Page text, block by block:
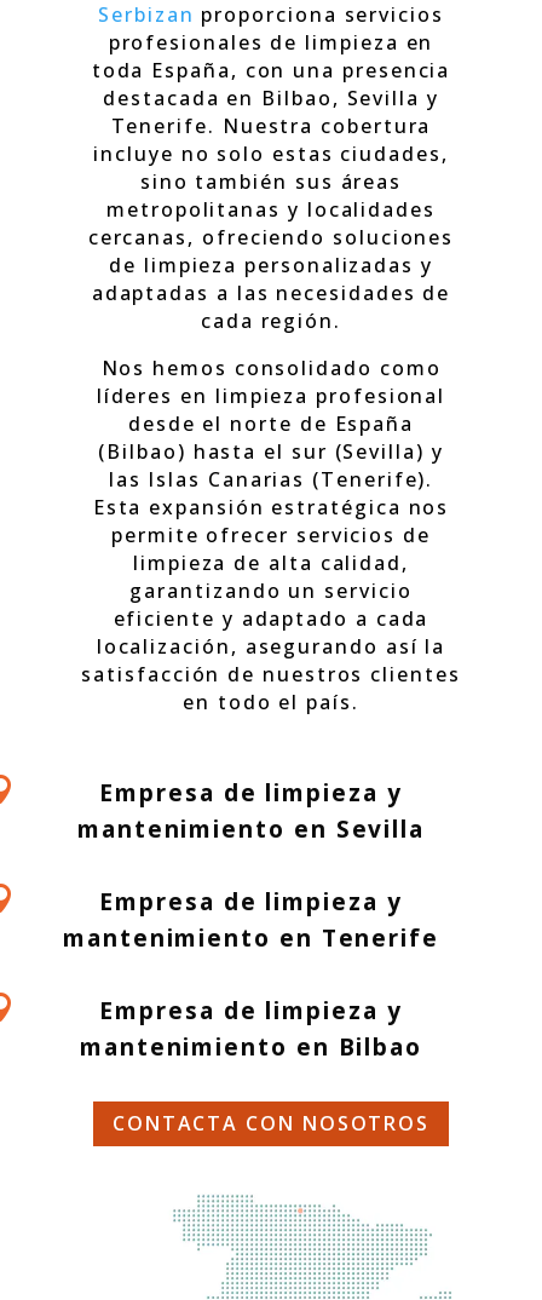
Serbizan proporciona servicios
profesionales de limpieza en
toda España, con una presencia
destacada en Bilbao, Sevilla y
Tenerife. Nuestra cobertura
incluye no solo estas ciudades,
sino también sus áreas
metropolitanas y localidades
cercanas, ofreciendo soluciones
de limpieza personalizadas y
adaptadas a las necesidades de
cada región.
Nos hemos consolidado como
líderes en limpieza profesional
desde el norte de España
(Bilbao) hasta el sur (Sevilla) y
las Islas Canarias (Tenerife).
Esta expansión estratégica nos
permite ofrecer servicios de
limpieza de alta calidad,
garantizando un servicio
eficiente y adaptado a cada
localización, asegurando así la
satisfacción de nuestros clientes
en todo el país.
Empresa de limpieza y
mantenimiento en Sevilla
Empresa de limpieza y
mantenimiento en Tenerife
Empresa de limpieza y
mantenimiento en Bilbao
CONTACTA CON NOSOTROS